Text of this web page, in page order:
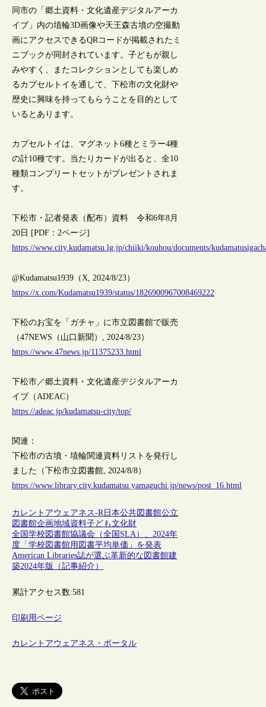
同市の「郷土資料・文化遺産デジタルアーカ
イブ」内の埴輪3D画像や天王森古墳の空撮動
画にアクセスできるQRコードが掲載されたミ
ニブックが同封されています。子どもが親し
みやすく、またコレクションとしても楽しめ
るカプセルトイを通して、下松市の文化財や
歴史に興味を持ってもらうことを目的として
いるとあります。
カプセルトイは、マグネット6種とミラー4種
の計10種です。当たりカードが出ると、全10
種類コンプリートセットがプレゼントされま
す。
下松市・記者発表（配布）資料 令和6年8月
20日 [PDF：2ページ]
https://www.city.kudamatsu.lg.jp/chiiki/kouhou/documents/
@Kudamatsu1939（X, 2024/8/23）
https://x.com/Kudamatsu1939/status/1826900967008469222
下松のお宝を「ガチャ」に市立図書館で販売
（47NEWS（山口新聞）, 2024/8/23）
https://www.47news.jp/11375233.html
下松市／郷土資料・文化遺産デジタルアーカ
イブ（ADEAC）
https://adeac.jp/kudamatsu-city/top/
関連：
下松市の古墳・埴輪関連資料リストを発行し
ました（下松市立図書館, 2024/8/8）
https://www.library.city.kudamatsu.yamaguchi.jp/news/post_16.html
カレントアウェアネス-R日本公共図書館公立
図書館企画地域資料子ども文化財
全国学校図書館協議会（全国SLA）、2024年
度「学校図書館用図書平均単価」を発表
American Libraries誌が選ぶ革新的な図書館建
築2024年版（記事紹介）
累計アクセス数:581
印刷用ページ
カレントアウェアネス・ポータル